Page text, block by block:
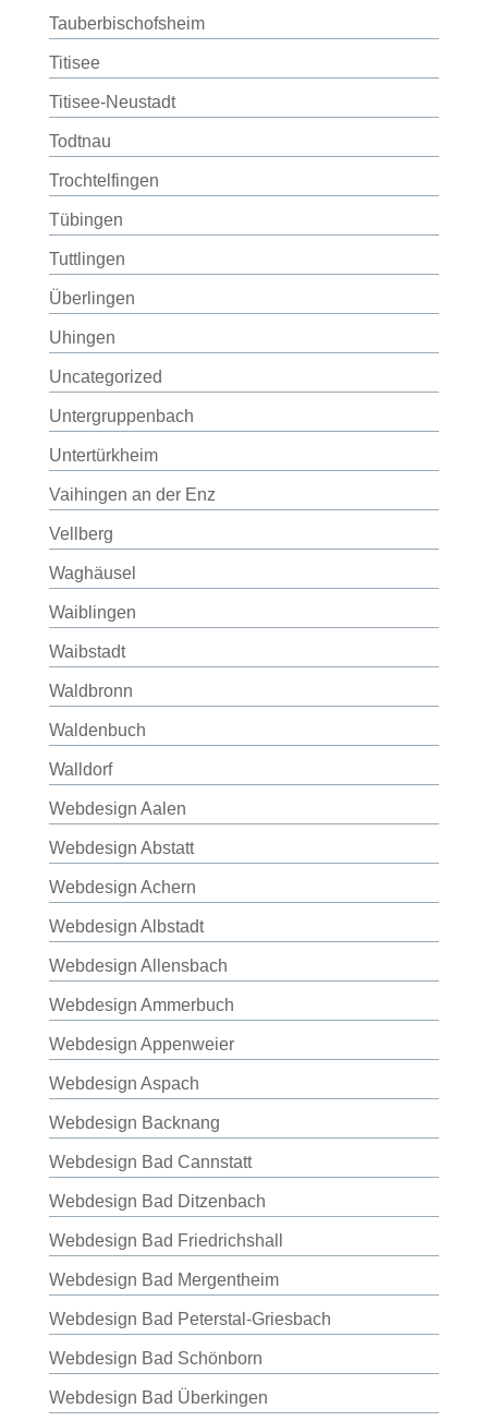
Tauberbischofsheim
Titisee
Titisee-Neustadt
Todtnau
Trochtelfingen
Tübingen
Tuttlingen
Überlingen
Uhingen
Uncategorized
Untergruppenbach
Untertürkheim
Vaihingen an der Enz
Vellberg
Waghäusel
Waiblingen
Waibstadt
Waldbronn
Waldenbuch
Walldorf
Webdesign Aalen
Webdesign Abstatt
Webdesign Achern
Webdesign Albstadt
Webdesign Allensbach
Webdesign Ammerbuch
Webdesign Appenweier
Webdesign Aspach
Webdesign Backnang
Webdesign Bad Cannstatt
Webdesign Bad Ditzenbach
Webdesign Bad Friedrichshall
Webdesign Bad Mergentheim
Webdesign Bad Peterstal-Griesbach
Webdesign Bad Schönborn
Webdesign Bad Überkingen